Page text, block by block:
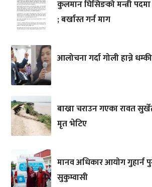
कुलमान घिसिङको मन्त्री
; बर्खास्त गर्न माग
आलोचना गर्दा गोली हान्ने
बाख्रा चराउन गएका रावत
मृत भेटिए
मानव अधिकार आयोग गुहार्न
सुकुम्वासी